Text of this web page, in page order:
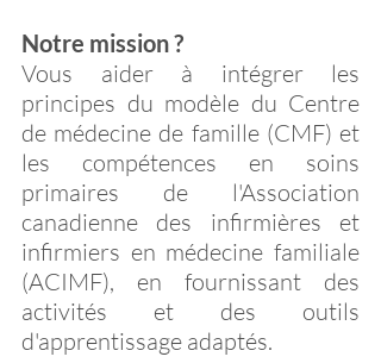
Notre mission ?
Vous aider à intégrer les
principes du modèle du Centre
de médecine de famille (CMF) et
les compétences en soins
primaires de l'Association
canadienne des infirmières et
infirmiers en médecine familiale
(ACIMF), en fournissant des
activités et des outils
d'apprentissage adaptés.